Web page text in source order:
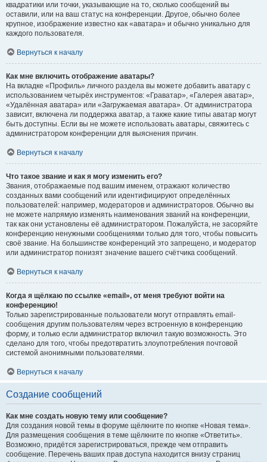
квадратики или точки, указывающие на то, сколько сообщений вы
оставили, или на ваш статус на конференции. Другое, обычно более
крупное, изображение известно как «аватара» и обычно уникально для
каждого пользователя.
Вернуться к началу
Как мне включить отображение аватары?
На вкладке «Профиль» личного раздела вы можете добавить аватару с
использованием четырёх инструментов: «Граватар», «Галерея аватар»,
«Удалённая аватара» или «Загружаемая аватара». От администратора
зависит, включена ли поддержка аватар, а также какие типы аватар могут
быть доступны. Если вы не можете использовать аватары, свяжитесь с
администратором конференции для выяснения причин.
Вернуться к началу
Что такое звание и как я могу изменить его?
Звания, отображаемые под вашим именем, отражают количество
созданных вами сообщений или идентифицируют определённых
пользователей: например, модераторов и администраторов. Обычно вы
не можете напрямую изменять наименования званий на конференции,
так как они установлены её администратором. Пожалуйста, не засоряйте
конференцию ненужными сообщениями только для того, чтобы повысить
своё звание. На большинстве конференций это запрещено, и модератор
или администратор понизят значение вашего счётчика сообщений.
Вернуться к началу
Когда я щёлкаю по ссылке «email», от меня требуют войти на
конференцию!
Только зарегистрированные пользователи могут отправлять email-
сообщения другим пользователям через встроенную в конференцию
форму, и только если администратор включил такую возможность. Это
сделано для того, чтобы предотвратить злоупотребления почтовой
системой анонимными пользователями.
Вернуться к началу
Создание сообщений
Как мне создать новую тему или сообщение?
Для создания новой темы в форуме щёлкните по кнопке «Новая тема».
Для размещения сообщения в теме щёлкните по кнопке «Ответить».
Возможно, придётся зарегистрироваться, прежде чем отправить
сообщение. Перечень ваших прав доступа находится внизу страниц